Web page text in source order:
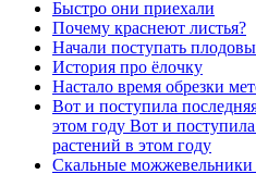
Быстро они приехали
Почему краснеют листья?
Начали поступать
История про ёлочку
Настало время обрезки
Вот и поступила
этом году Вот и
растений в этом году
Скальные можжевельники